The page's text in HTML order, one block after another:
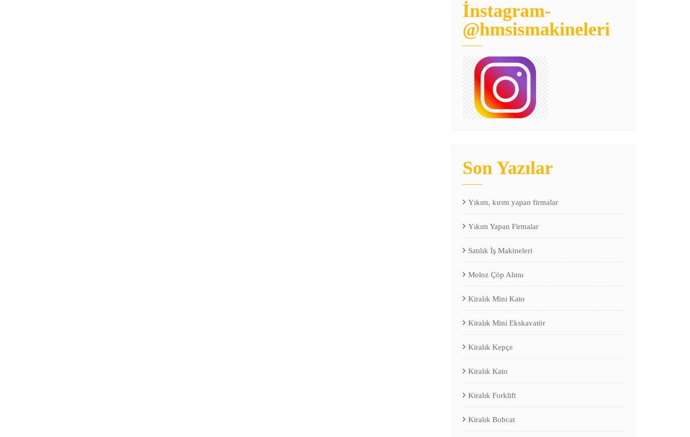
İnstagram-
@hmsismakineleri
Son Yazılar
Yıkım, kırım yapan firmalar
Yıkım Yapan Firmalar
Satılık İş Makineleri
Moloz Çöp Alımı
Kiralık Mini Kato
Kiralık Mini Ekskavatör
Kiralık Kepçe
Kiralık Kato
Kiralık Forklift
Kiralık Bobcat